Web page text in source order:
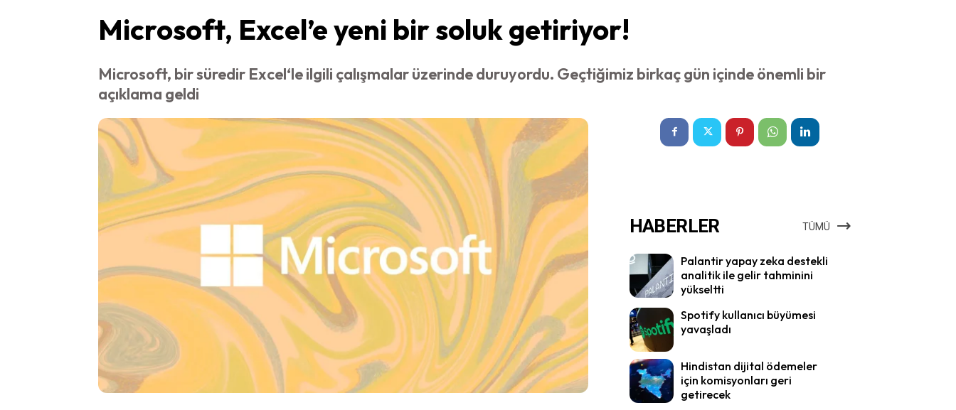
Microsoft, Excel’e yeni bir soluk getiriyor!
Microsoft, bir süredir Excel‘le ilgili çalışmalar üzerinde duruyordu. Geçtiğimiz birkaç gün içinde önemli bir
açıklama geldi
HABERLER TÜMÜ
Palantir yapay zeka destekli
analitik ile gelir tahminini
yükseltti
Spotify kullanıcı büyümesi
yavaşladı
Hindistan dijital ödemeler
için komisyonları geri
getirecek